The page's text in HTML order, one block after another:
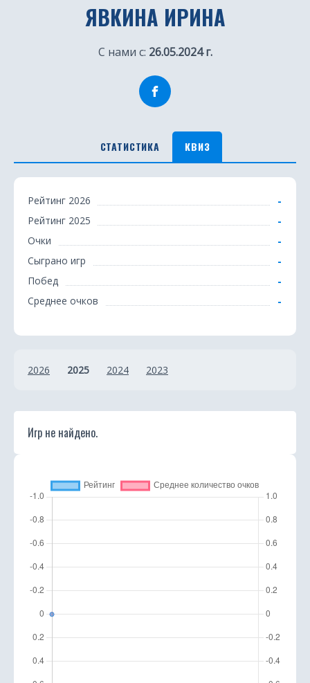
ЯВКИНА ИРИНА
С нами с: 26.05.2024 г.
СТАТИСТИКА КВИЗ
К
Рейтинг 2026 -
Рейтинг 2025 -
Очки -
Сыграно игр -
Побед -
Среднее очков -
2026 2025 2024 2023
Игр не найдено.